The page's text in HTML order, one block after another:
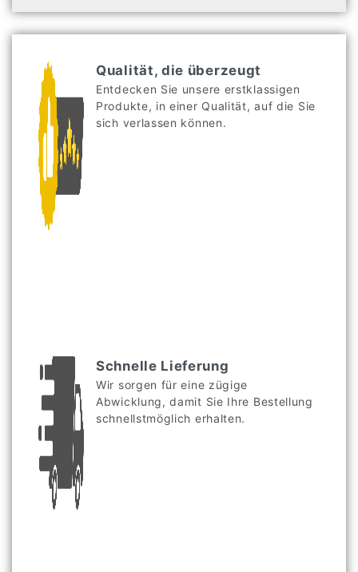
Qualität, die überzeugt
Entdecken Sie unsere erstklassigen
Produkte, in einer Qualität, auf die Sie
sich verlassen können.
Schnelle Lieferung
Wir sorgen für eine zügige
Abwicklung, damit Sie Ihre Bestellung
schnellstmöglich erhalten.